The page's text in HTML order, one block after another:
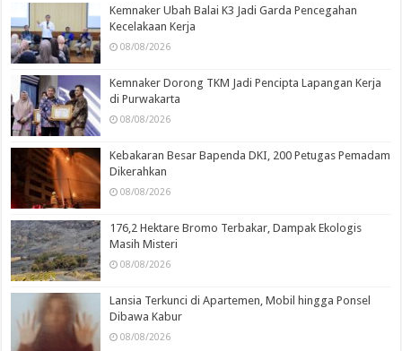
Kemnaker Ubah Balai K3 Jadi Garda Pencegahan
Kecelakaan Kerja
08/08/2026
Kemnaker Dorong TKM Jadi Pencipta Lapangan Kerja
di Purwakarta
08/08/2026
Kebakaran Besar Bapenda DKI, 200 Petugas Pemadam
Dikerahkan
08/08/2026
176,2 Hektare Bromo Terbakar, Dampak Ekologis
Masih Misteri
08/08/2026
Lansia Terkunci di Apartemen, Mobil hingga Ponsel
Dibawa Kabur
08/08/2026